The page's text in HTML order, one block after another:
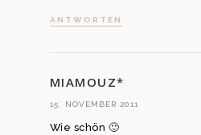
ANTWORTEN
MIAMOUZ*
15. NOVEMBER 2011
Wie schön 🙂